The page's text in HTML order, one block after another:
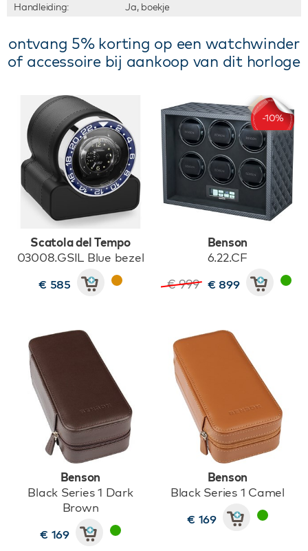
Handleiding:
Ja, boekje
ontvang 5% korting op een watchwinder
of accessoire bij aankoop van dit horloge
Scatola del Tempo
03008.GSIL Blue bezel
€ 585
Benson
6.22.CF
€ 999 € 899
Benson
Black Series 1 Dark
Brown
€ 169
Benson
Black Series 1 Camel
€ 169